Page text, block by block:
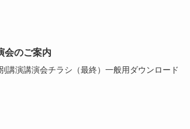
会のご案内
演講演会チラシ（最終）一般用ダウンロード